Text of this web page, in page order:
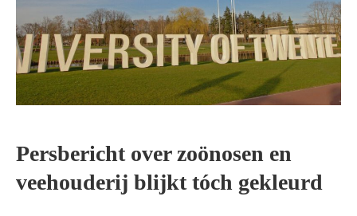
Persbericht over zoönosen en
veehouderij blijkt tóch gekleurd